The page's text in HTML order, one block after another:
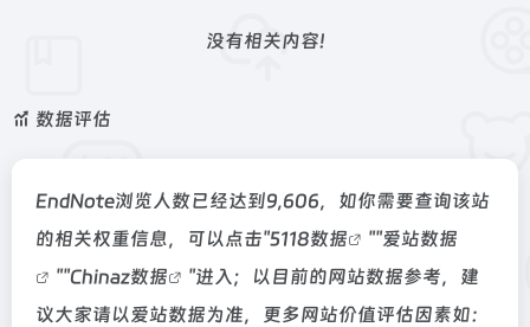
没有相关内容!
数据评估
EndNote浏览人数已经达到9,606，如你需要查询该站
的相关权重信息，可以点击"5118数据 ""爱站数据
""Chinaz数据
"进入；以目前的网站数据参考，建
议大家请以爱站数据为准，更多网站价值评估因素如：